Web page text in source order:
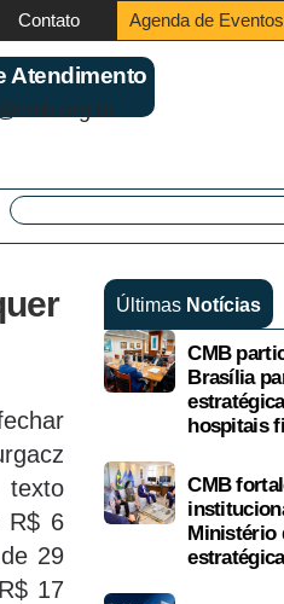
Contato Agenda de Eventos
Atendimento
texto
R$ 6
29
17
Últimas Notícias
CMB
Brasília
hospitais
CMB
Ministério